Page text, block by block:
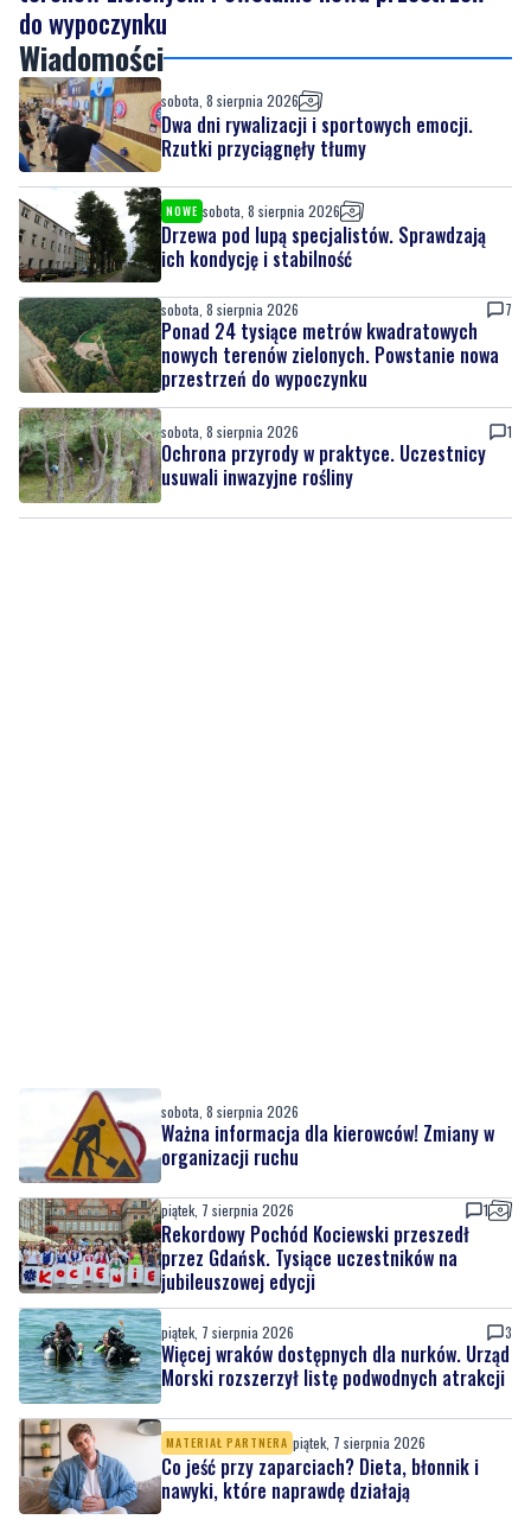
do wypoczynku
Wiadomości
sobota, 8 sierpnia 2026
Dwa dni rywalizacji i sportowych emocji.
Rzutki przyciągnęły tłumy
NOWE sobota, 8 sierpnia 2026
Drzewa pod lupą specjalistów. Sprawdzają
ich kondycję i stabilność
sobota, 8 sierpnia 2026 7
Ponad 24 tysiące metrów kwadratowych
nowych terenów zielonych. Powstanie nowa
przestrzeń do wypoczynku
sobota, 8 sierpnia 2026 1
Ochrona przyrody w praktyce. Uczestnicy
usuwali inwazyjne rośliny
sobota, 8 sierpnia 2026
Ważna informacja dla kierowców! Zmiany w
organizacji ruchu
piątek, 7 sierpnia 2026 1
Rekordowy Pochód Kociewski przeszedł
przez Gdańsk. Tysiące uczestników na
jubileuszowej edycji
piątek, 7 sierpnia 2026 3
Więcej wraków dostępnych dla nurków. Urząd
Morski rozszerzył listę podwodnych atrakcji
MATERIAŁ PARTNERA piątek, 7 sierpnia 2026
Co jeść przy zaparciach? Dieta, błonnik i
nawyki, które naprawdę działają